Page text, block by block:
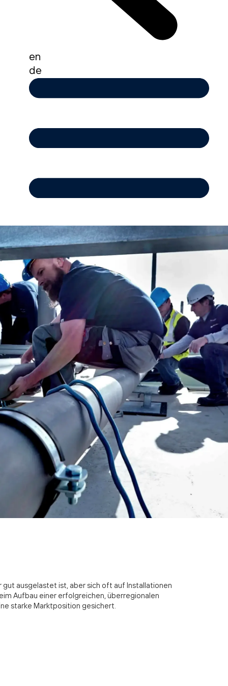
en
de
ausgelastet ist, aber sich oft auf Installationen
Aufbau einer erfolgreichen, überregionalen
starke Marktposition gesichert.